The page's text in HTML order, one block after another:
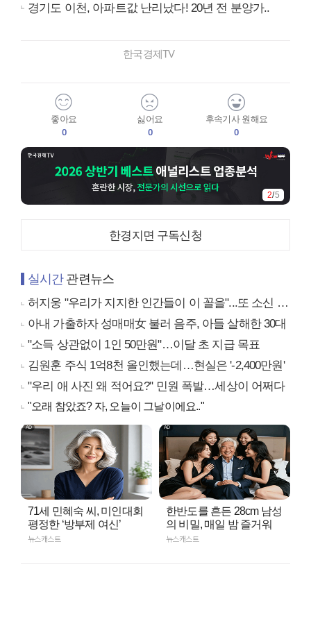
경기도 이천, 아파트값 난리났다! 20년 전 분양가..
한국경제TV
좋아요
0
싫어요
0
후속기사 원해요
0
3/5
한경지면 구독신청
실시간관련뉴스
허지웅 "우리가 지지한 인간들이 이 꼴을"...또 소신 발언
아내 가출하자 성매매女 불러 음주, 아들 살해한 30대
"소득 상관없이 1인 50만원"…이달 초 지급 목표
김원훈 주식 1억8천 올인했는데…현실은 '-2,400만원'
"우리 애 사진 왜 적어요?" 민원 폭발…세상이 어쩌다
"오래 참았죠? 자, 오늘이 그날이에요.."
71세 민혜숙 씨, 미인대회
평정한 ‘방부제 여신’
뉴스캐스트
한반도를 흔든 28cm 남성
의 비밀, 매일 밤 즐거워
뉴스캐스트